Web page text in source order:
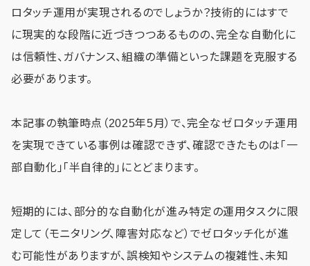
ロタッチ運用が実現されるのでしょうか？技術的にはすで
に現実的な段階に近づきつつあるものの、完全な自動化に
は信頼性、ガバナンス、組織の準備といった課題を克服する
必要があります。
本記事の執筆時点（2025年5月）で、完全なゼロタッチ運用
を実現できている事例は確認できず、確認できたものは「一
部自動化」「半自律的」にとどまります。
短期的には、部分的な自動化が進み特定の運用タスクに限
定して（モニタリング、障害対応など）でゼロタッチ化が進
む可能性がありますが、誤検知やシステムの複雑性、未知